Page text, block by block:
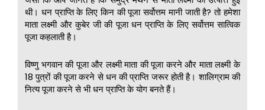
थी। धन प्राप्ति के लिए किन की पूजा सर्वोत्तम मानी जाती है? तो हमेशा
माता लक्ष्मी और कुबेर जी की पूजा धन प्राप्ति के लिए सर्वोत्तम सात्विक
पूजा कहलाती है।
विष्णु भगवान की पूजा और लक्ष्मी माता की पूजा करने और माता लक्ष्मी के
18 पुत्रों की पूजा करने से धन की प्राप्ति जरूर होती है। शालिग्राम की
नित्य पूजा करने से भी धन प्राप्ति के योग बनते हैं।